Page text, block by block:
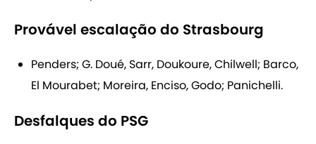
Provável escalação do Strasbourg
Penders; G. Doué, Sarr, Doukoure, Chilwell; Barco,
El Mourabet; Moreira, Enciso, Godo; Panichelli.
Desfalques do PSG